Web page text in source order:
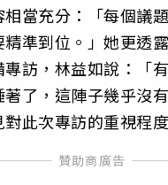
當充分：「每個議
準到位。」她更透
訪，林益如說：「
了，這陣子幾乎沒
此次專訪的重視程度